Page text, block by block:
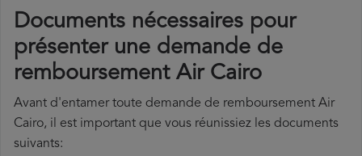
Documents nécessaires pour
présenter une demande de
remboursement Air Cairo
Avant d'entamer toute demande de remboursement Air
Cairo, il est important que vous réunissiez les documents
suivants: